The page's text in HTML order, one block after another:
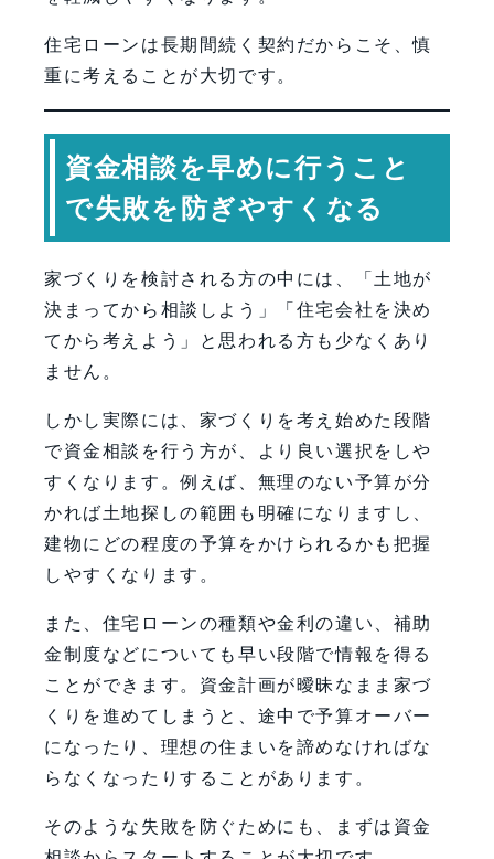
住宅ローンは長期間続く契約だからこそ、慎
重に考えることが大切です。
資金相談を早めに行うこと
で失敗を防ぎやすくなる
家づくりを検討される方の中には、「土地が
決まってから相談しよう」「住宅会社を決め
てから考えよう」と思われる方も少なくあり
ません。
しかし実際には、家づくりを考え始めた段階
で資金相談を行う方が、より良い選択をしや
すくなります。例えば、無理のない予算が分
かれば土地探しの範囲も明確になりますし、
建物にどの程度の予算をかけられるかも把握
しやすくなります。
また、住宅ローンの種類や金利の違い、補助
金制度などについても早い段階で情報を得る
ことができます。資金計画が曖昧なまま家づ
くりを進めてしまうと、途中で予算オーバー
になったり、理想の住まいを諦めなければな
らなくなったりすることがあります。
そのような失敗を防ぐためにも、まずは資金